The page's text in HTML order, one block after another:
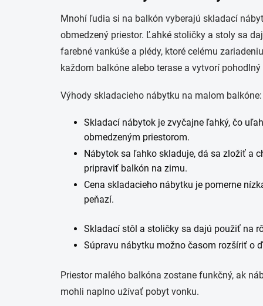
Mnohí ľudia si na balkón vyberajú skladací
obmedzený priestor. Ľahké stoličky a stoly sa
farebné vankúše a plédy, ktoré celému
každom balkóne alebo terase a vytvorí
Výhody skladacieho nábytku na malom balkóne:
Skladací nábytok je zvyčajne ľahký, čo
obmedzeným priestorom.
Nábytok sa ľahko skladuje, dá sa zložiť a
pripraviť balkón na zimu.
Cena skladacieho nábytku je pomerne
peňazí.
Skladací stôl a stoličky sa dajú použiť na
Súpravu nábytku možno časom rozšíriť o
Priestor malého balkóna zostane funkčný, ak
mohli naplno užívať pobyt vonku.